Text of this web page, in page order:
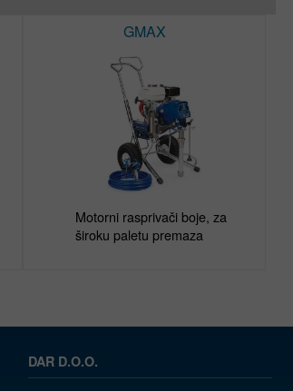
GMAX
Motorni rasprivači boje, za
široku paletu premaza
DAR D.O.O.